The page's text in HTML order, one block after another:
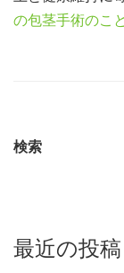
の包茎手術のこ
検索
最近の投稿